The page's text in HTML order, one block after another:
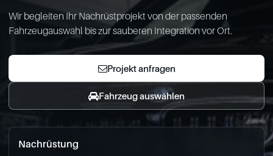
Wir begleiten Ihr Nachrüstprojekt von der passenden
Fahrzeugauswahl bis zur sauberen Integration vor Ort.
Projekt anfragen
Fahrzeug auswählen
Nachrüstung